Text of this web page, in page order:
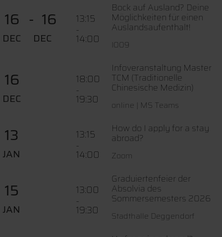
16
DEC
16
DEC
13:15
-
14:00
Bock auf Ausland? Deine
Möglichkeiten für einen
Auslandsaufenthalt!
I009
16
DEC
18:00
-
19:30
Infoveranstaltung Master
TCM (Traditionelle
Chinesische Medizin)
online | MS Teams
13
JAN
13:15
-
14:00
How do I apply for a stay
abroad?
Zoom
15
JAN
13:00
-
19:30
Graduiertenfeier der
Absolvia des
Sommersemesters 2026
Stadthalle Deggendorf